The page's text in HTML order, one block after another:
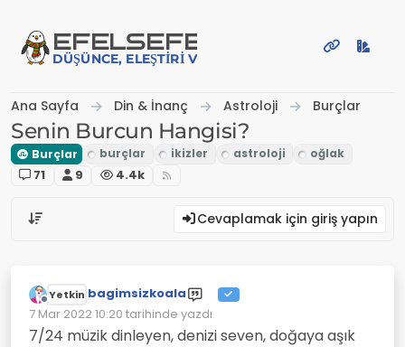
EFELSEFE
DÜŞÜNCE, ELEŞTIRI VE PAYLAŞIM PLATFORMU
Ana Sayfa Din & İnanç Astroloji Burçlar
Senin Burcun Hangisi?
Burçlar
71
9 4.4k
Cevaplamak için giriş yapın
Çevrimdışı
Yetkin bagimsizkoala
7 Mar 2022 10:20 tarihinde yazdı
Son düzenleyen:
7/24 müzik dinleyen, denizi seven, doğaya aşık